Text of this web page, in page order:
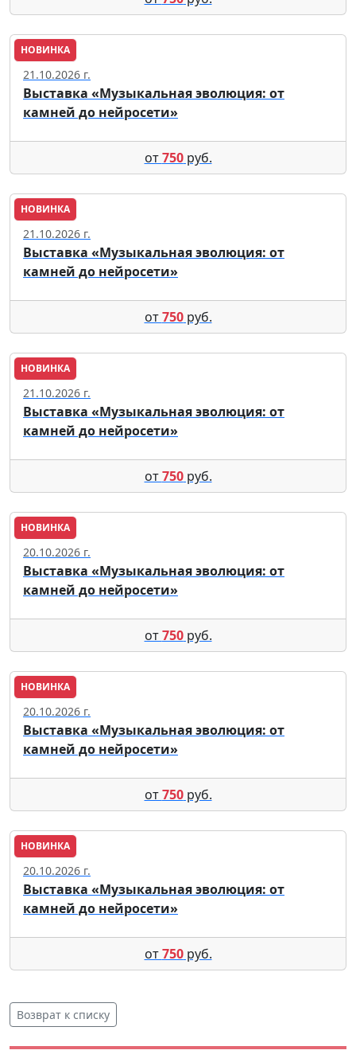
НОВИНКА
Москва
21.10.2026 г.
Выставка «Музыкальная эволюция: от
камней до нейросети»
от750руб.
НОВИНКА
Москва
21.10.2026 г.
Выставка «Музыкальная эволюция: от
камней до нейросети»
от750руб.
НОВИНКА
Москва
21.10.2026 г.
Выставка «Музыкальная эволюция: от
камней до нейросети»
от750руб.
НОВИНКА
Москва
20.10.2026 г.
Выставка «Музыкальная эволюция: от
камней до нейросети»
от750руб.
НОВИНКА
Москва
20.10.2026 г.
Выставка «Музыкальная эволюция: от
камней до нейросети»
от750руб.
НОВИНКА
Москва
20.10.2026 г.
Выставка «Музыкальная эволюция: от
камней до нейросети»
от750руб.
Возврат к списку